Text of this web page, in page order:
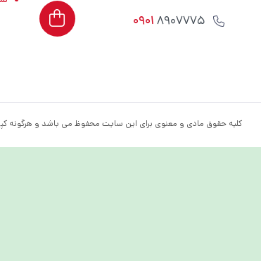
09018907775
کلیه حقوق مادی و معنوی برای این سایت محفوظ می باشد و هرگونه